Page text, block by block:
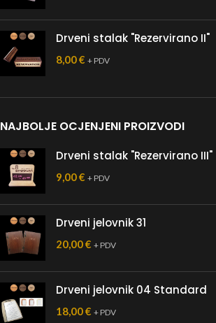
Drveni stalak "Rezervirano II"
8,00€ + PDV
NAJBOLJE OCJENJENI PROIZVODI
Drveni stalak "Rezervirano III"
9,00€ + PDV
Drveni jelovnik 31
20,00€ + PDV
Drveni jelovnik 04 Standard
18,00€ + PDV